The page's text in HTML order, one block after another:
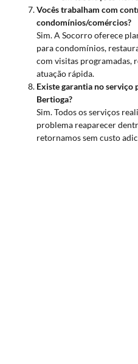
Vocês trabalham com
condomínios/comércios?
Sim. A Socorro oferece
para condomínios,
com visitas programadas,
atuação rápida.
Existe garantia no serviço
Bertioga?
Sim. Todos os serviços
problema reaparecer
retornamos sem custo